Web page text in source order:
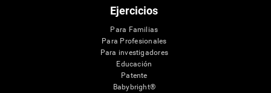
Ejercicios
Para Familias
Para Profesionales
Para investigadores
Educación
Patente
Babybright®